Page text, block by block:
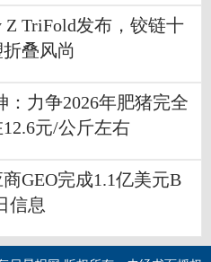
Z TriFold发布，铰链十
叠风尚
：力争2026年肥猪完全
元/公斤左右
GEO完成1.1亿美元B
信息